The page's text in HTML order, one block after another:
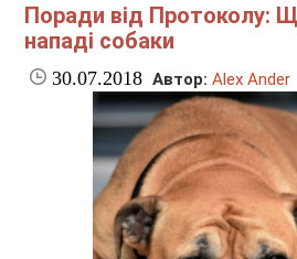
Поради від Протоколу:
нападі собаки
30.07.2018 Автор: Alex Ander